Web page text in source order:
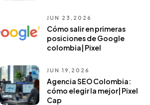
JUN 23,2026
Cómo salir en primeras
posiciones de Google
colombia| Pixel
JUN 19,2026
Agencia SEO Colombia:
cómo elegir la mejor| Pixel
Cap